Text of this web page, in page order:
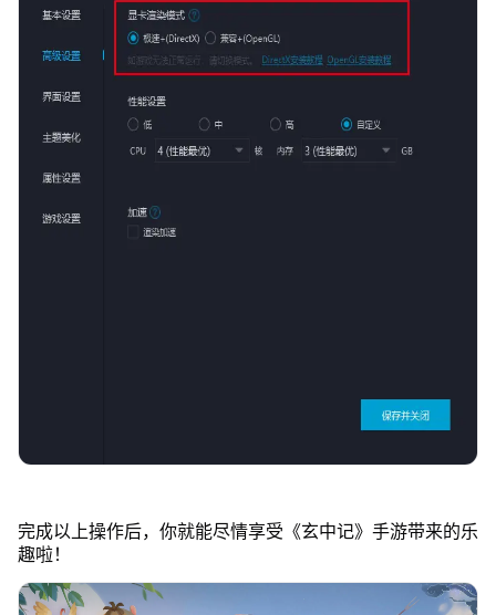
完成以上操作后，你就能尽情享受《玄中记》手游带来的乐
趣啦！